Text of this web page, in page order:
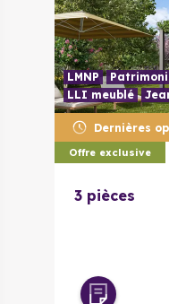
Dernières
Offre exclusive
LMNP
LLI meublé
31170
Ecrin Boisé
3 pièces